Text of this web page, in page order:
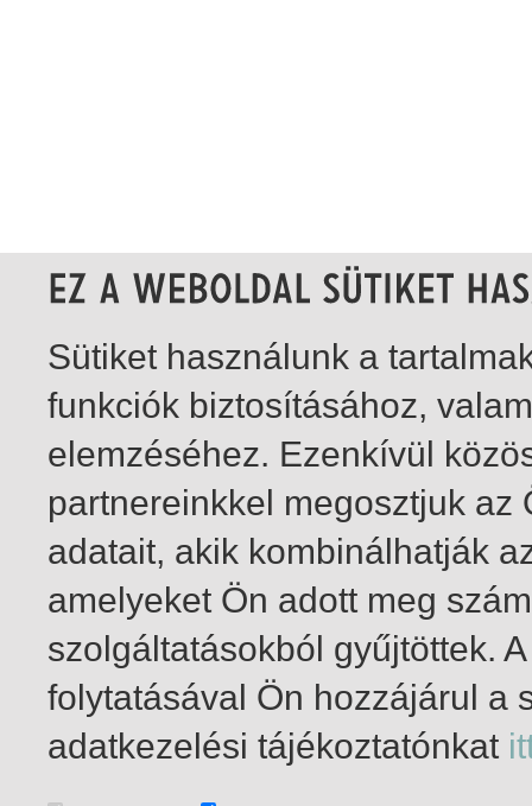
1-2 / total 2 hit
Sütiket használunk a
funkciók biztosításához,
elemzéséhez. Ezenkívül
partnereinkkel megosztjuk
adatait, akik kombinálhatják
amelyeket Ön adott meg
szolgáltatásokból gyűjtöttek.
folytatásával Ön hozzájárul a
adatkezelési tájékoztatónkat